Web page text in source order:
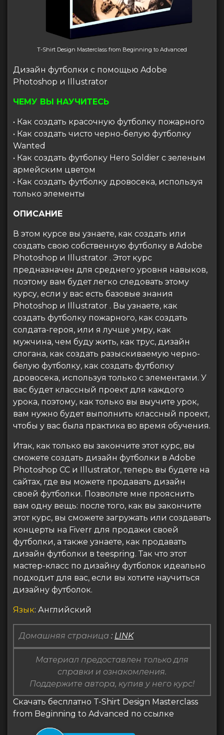
T-Shirt Design Masterclass from Beginning to Advanced
Дизайн футболки с помощью Adobe
Photoshop и Illustrator
ЧЕМУ ВЫ НАУЧИТЕСЬ
• Как создать красочную футболку пожарного
• Как создать чисто черно-белую футболку
Wanted
• Как создать футболку Hero Soldier с зеленым
армейским цветом
• Как создать футболку дровосека, используя
только элементы
ОПИСАНИЕ
В этом курсе вы узнаете, как создать или
создать свою собственную футболку в Adobe
Photoshop и Illustrator . Этот курс
предназначен для среднего уровня навыков,
поэтому вам будет легко следовать этому
курсу, если у вас есть базовые знания
Photoshop и Illustrator . Вы узнаете, как
создать футболку пожарного, как создать
солдата-героя, или я лучше умру, как
мужчина, чем буду жить, как трус, дизайн
слогана, как создать разыскиваемую черно-
белую футболку, как создать футболку
дровосека, используя только с элементами. У
вас будет классный проект для каждого
урока, поэтому, как только вы выучите урок,
вам нужно будет выполнить классный проект,
чтобы у вас была практика во время обучения.
Итак, как только вы закончите этот курс, вы
сможете создать дизайн футболки в Adobe
Photoshop CC и Illustrator, теперь вы будете на
сайтах, где вы можете продавать дизайн
своей футболки. Позвольте мне прояснить
вам одну вещь: после того, как вы закончите
этот курс, вы сможете загружать или создавать
концерты на Fiverr для продажи своей
футболки, а также узнаете, как продавать
дизайн футболки в teespring. Так что этот
мастер-класс по дизайну футболок идеально
подходит для вас, если вы хотите научиться
дизайну футболок.
Язык: Английский
Домашняя страница : LINK
Материал предоставлен только для
справки и ознакомления.
Поддержите автора, купив у него курс!
Скачать бесплатно T-Shirt Design Masterclass
from Beginning to Advanced по ссылке